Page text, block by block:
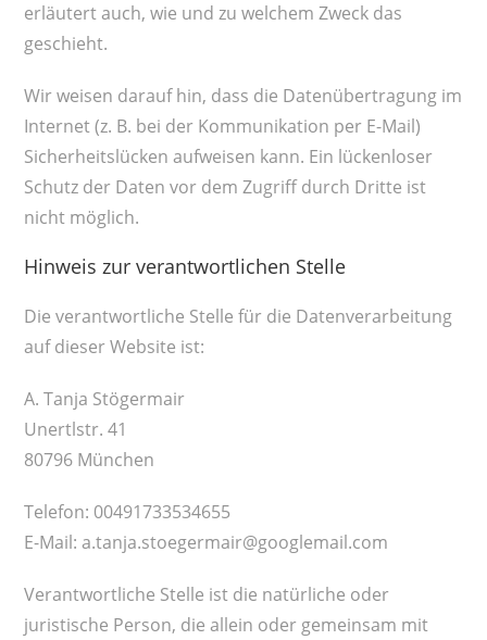
erläutert auch, wie und zu welchem Zweck das
geschieht.
Wir weisen darauf hin, dass die Datenübertragung im
Internet (z. B. bei der Kommunikation per E-Mail)
Sicherheitslücken aufweisen kann. Ein lückenloser
Schutz der Daten vor dem Zugriff durch Dritte ist
nicht möglich.
Hinweis zur verantwortlichen Stelle
Die verantwortliche Stelle für die Datenverarbeitung
auf dieser Website ist:
A. Tanja Stögermair
Unertlstr. 41
80796 München
Telefon: 00491733534655
E-Mail: a.tanja.stoegermair@googlemail.com
Verantwortliche Stelle ist die natürliche oder
juristische Person, die allein oder gemeinsam mit